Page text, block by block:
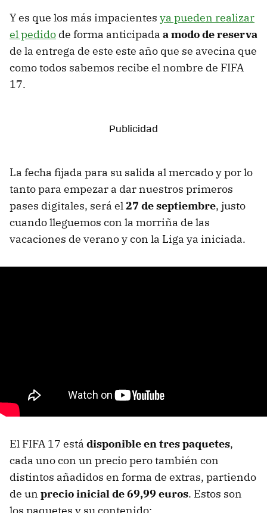
Y es que los más impacientes ya pueden realizar
el pedido de forma anticipada a modo de reserva
de la entrega de este este año que se avecina que
como todos sabemos recibe el nombre de FIFA
17.
La fecha fijada para su salida al mercado y por lo
tanto para empezar a dar nuestros primeros
pases digitales, será el27 de septiembre, justo
cuando lleguemos con la morriña de las
vacaciones de verano y con la Liga ya iniciada.
El FIFA 17 está disponible en tres paquetes,
cada uno con un precio pero también con
distintos añadidos en forma de extras, partiendo
de un precio inicial de 69,99 euros. Estos son
los paquetes y su contenido: